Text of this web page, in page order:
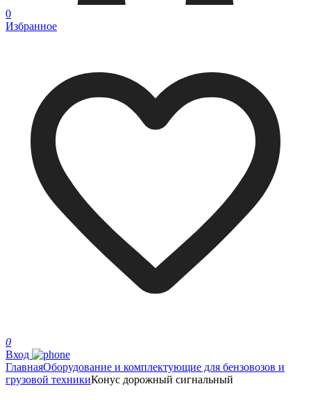
0
Избранное
0
Вход
ГлавнаяОборудование и комплектующие для бензовозов и
грузовой техникиКонус дорожный сигнальный